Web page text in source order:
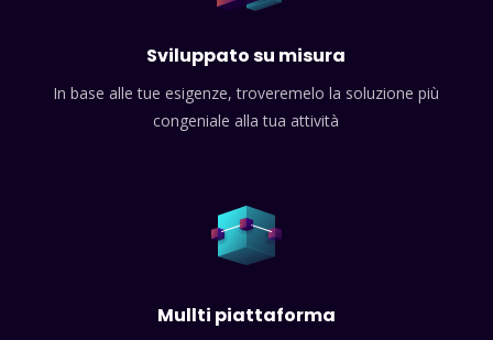
Sviluppato su misura
In base alle tue esigenze, troveremelo la soluzione più
congeniale alla tua attività
Mullti piattaforma